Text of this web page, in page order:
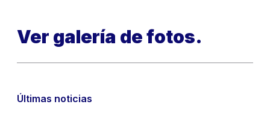
Ver galería de fotos.
Últimas noticias